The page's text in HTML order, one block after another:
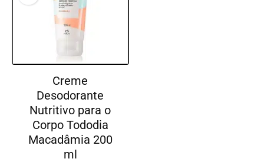
Creme
Desodorante
Nutritivo para o
Corpo Tododia
Macadâmia 200
ml